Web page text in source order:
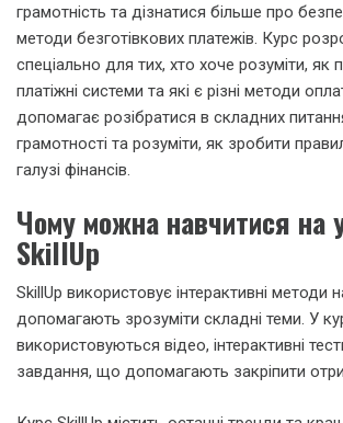
грамотність та дізнатися більше про
методи безготівкових платежів. Курс
спеціально для тих, хто хоче розуміти, як
платіжні системи та які є різні методи
допомагає розібратися в складних
грамотності та розуміти, як зробити
галузі фінансів.
Чому можна навчитися на
SkillUp
SkillUp використовує інтерактивні методи
допомагають зрозуміти складні теми. У
використовуються відео, інтерактивні
завдання, що допомагають закріпити